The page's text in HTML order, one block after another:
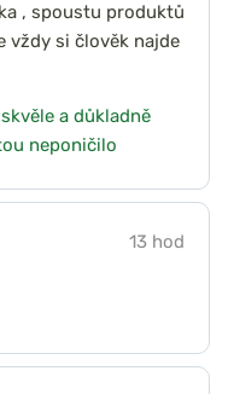
, spoustu produktů
vždy si člověk najde
a důkladně
neponičilo
13 hod